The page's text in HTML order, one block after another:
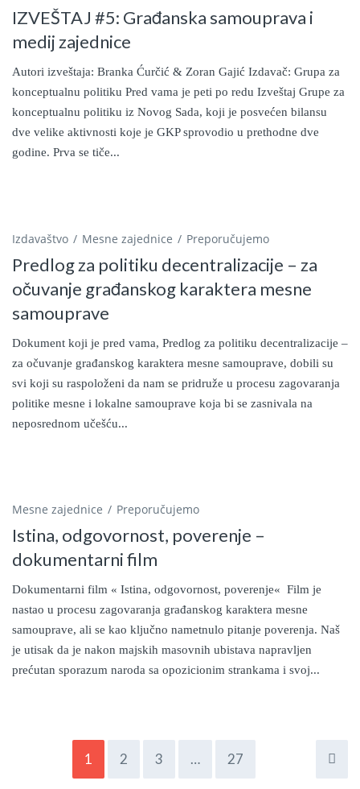
IZVEŠTAJ #5: Građanska samouprava i
medij zajednice
Autori izveštaja: Branka Ćurčić & Zoran Gajić Izdavač: Grupa za
konceptualnu politiku Pred vama je peti po redu Izveštaj Grupe za
konceptualnu politiku iz Novog Sada, koji je posvećen bilansu
dve velike aktivnosti koje je GKP sprovodio u prethodne dve
godine. Prva se tiče...
Izdavaštvo Mesne zajednice Preporučujemo
Predlog za politiku decentralizacije – za
očuvanje građanskog karaktera mesne
samouprave
Dokument koji je pred vama, Predlog za politiku decentralizacije –
za očuvanje građanskog karaktera mesne samouprave, dobili su
svi koji su raspoloženi da nam se pridruže u procesu zagovaranja
politike mesne i lokalne samouprave koja bi se zasnivala na
neposrednom učešću...
Mesne zajednice Preporučujemo
Istina, odgovornost, poverenje –
dokumentarni film
Dokumentarni film « Istina, odgovornost, poverenje« Film je
nastao u procesu zagovaranja građanskog karaktera mesne
samouprave, ali se kao ključno nametnulo pitanje poverenja. Naš
je utisak da je nakon majskih masovnih ubistava napravljen
prećutan sporazum naroda sa opozicionim strankama i svoj...
1 2 3 … 27